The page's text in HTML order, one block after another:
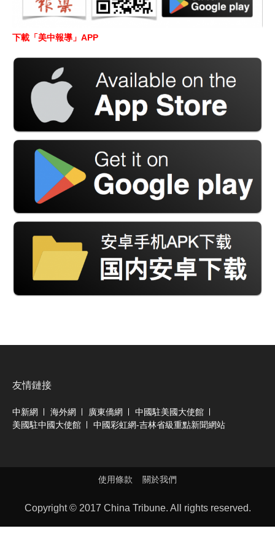
下載「美中報導」APP
友情鏈接
中新網 海外網 廣東僑網
中國駐美國大使館
美國駐中國大使館
中國彩虹網-吉林省級重點新聞網站
關於我們
使用條款
Copyright © 2017 China Tribune. All rights reserved.